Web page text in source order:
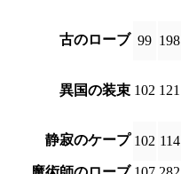
古のローブ 99 198
異国の装束 102 121
静寂のケープ 102 114